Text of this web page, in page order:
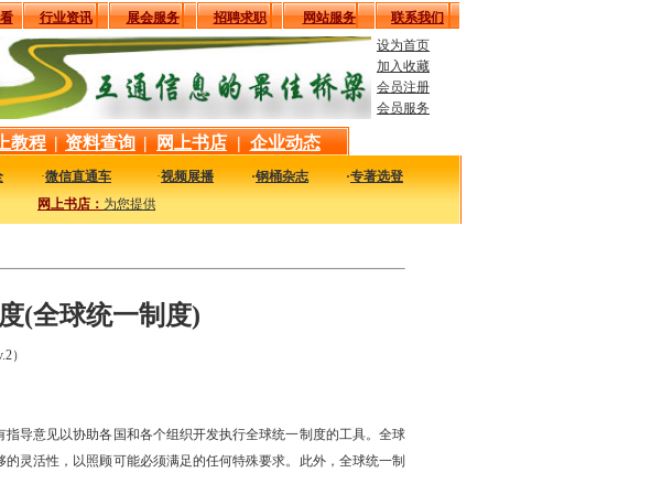
行业资讯 展会服务 招聘求职 网站服务
联系我们
设为首页
加入收藏
会员注册
会员服务
教程 | 资料查询 | 网上书店 | 企业动态
·微信直通车 ·视频展播 ·钢桶杂志 ·专著选登
网上书店： 为您提供最新最实用的图书，包括本站编著的图书及国内各组织内部发行的重要图书，以及行
(全球统一制度)
）
导意见以协助各国和各个组织开发执行全球统一制度的工具。全球
灵活性，以照顾可能必须满足的任何特殊要求。此外，全球统一制